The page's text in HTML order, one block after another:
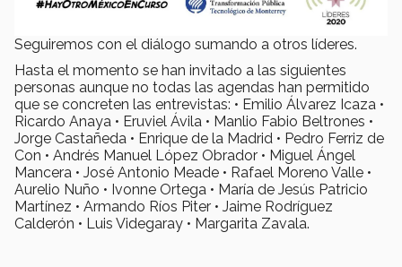
Seguiremos con el diálogo sumando a otros líderes.
Hasta el momento se han invitado a las siguientes
personas aunque no todas las agendas han permitido
que se concreten las entrevistas: • Emilio Álvarez Icaza •
Ricardo Anaya • Eruviel Ávila • Manlio Fabio Beltrones •
Jorge Castañeda • Enrique de la Madrid • Pedro Ferriz de
Con • Andrés Manuel López Obrador • Miguel Ángel
Mancera • José Antonio Meade • Rafael Moreno Valle •
Aurelio Nuño • Ivonne Ortega • María de Jesús Patricio
Martínez • Armando Ríos Piter • Jaime Rodríguez
Calderón • Luis Videgaray • Margarita Zavala.